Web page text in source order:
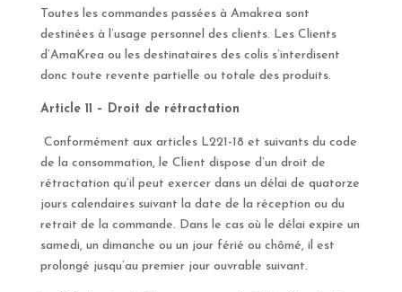
Toutes les commandes passées à Amakrea sont
destinées à l’usage personnel des clients. Les Clients
d’AmaKrea ou les destinataires des colis s’interdisent
donc toute revente partielle ou totale des produits.
Article 11 – Droit de rétractation
Conformément aux articles L221-18 et suivants du code
de la consommation, le Client dispose d’un droit de
rétractation qu’il peut exercer dans un délai de quatorze
jours calendaires suivant la date de la réception ou du
retrait de la commande. Dans le cas où le délai expire un
samedi, un dimanche ou un jour férié ou chômé, il est
prolongé jusqu’au premier jour ouvrable suivant.